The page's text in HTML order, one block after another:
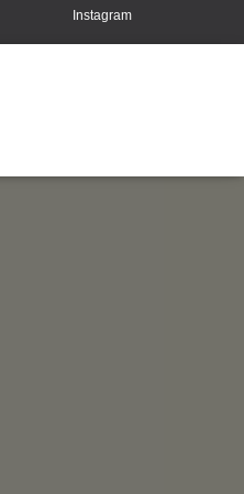
Instagram